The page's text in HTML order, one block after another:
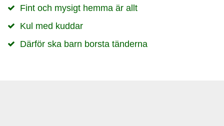
Fint och mysigt hemma är allt
Kul med kuddar
Därför ska barn borsta tänderna